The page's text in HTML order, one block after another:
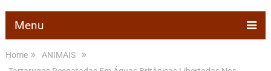
Menu
Home
ANIMAIS